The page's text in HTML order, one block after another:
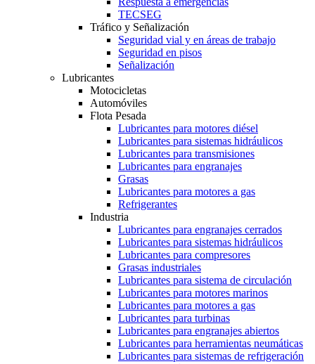
TECSEG
Tráfico y Señalización
Seguridad vial y en áreas de trabajo
Seguridad en pisos
Señalización
Lubricantes
Motocicletas
Automóviles
Flota Pesada
Lubricantes para motores diésel
Lubricantes para sistemas hidráulicos
Lubricantes para transmisiones
Lubricantes para engranajes
Grasas
Lubricantes para motores a gas
Refrigerantes
Industria
Lubricantes para engranajes cerrados
Lubricantes para sistemas hidráulicos
Lubricantes para compresores
Grasas industriales
Lubricantes para sistema de circulación
Lubricantes para motores marinos
Lubricantes para motores a gas
Lubricantes para turbinas
Lubricantes para engranajes abiertos
Lubricantes para herramientas neumáticas
Lubricantes para sistemas de refrigeración